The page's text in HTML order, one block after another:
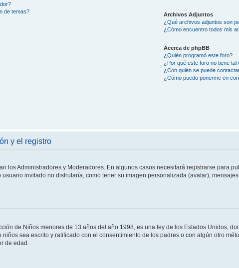
de temas?
Archivos Adjuntos
¿Qué archivos adjuntos son
¿Cómo encuentro todos mis
Acerca de phpBB
¿Quién programó este foro?
¿Por qué este foro no tiene tal
¿Con quién se puede
¿Cómo puedo ponerme en
y el registro
los Administradores y Moderadores. En algunos casos necesitará registrarse para
invitado no disfrutaría, como tener su imagen personalizada (avatar),
de Niños menores de 13 años del año 1998, es una ley de los Estados Unidos,
sea escrito y ratificado con el consentimiento de los padres o con algún otro
de edad.